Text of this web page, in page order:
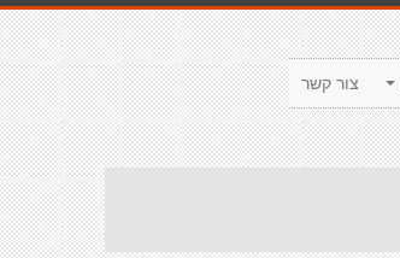
צור קשר